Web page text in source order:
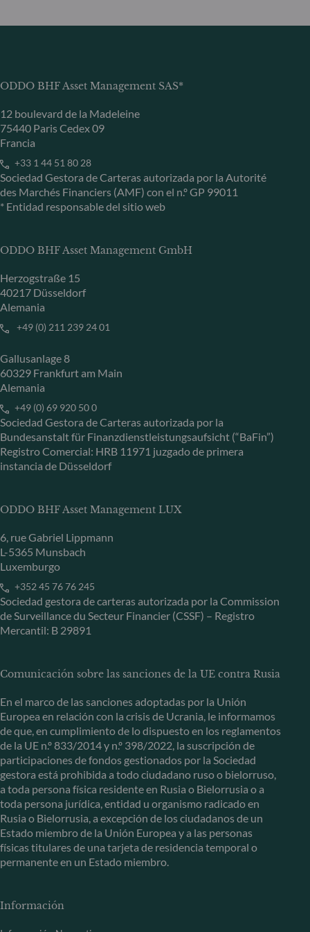
ODDO BHF Asset Management SAS*
12 boulevard de la Madeleine
75440 Paris Cedex 09
Francia
+33 1 44 51 80 28
Sociedad Gestora de Carteras autorizada por la Autorité
des Marchés Financiers (AMF) con el n.º GP 99011
* Entidad responsable del sitio web
ODDO BHF Asset Management GmbH
Herzogstraße 15
40217 Düsseldorf
Alemania
+49 (0) 211 239 24 01
Gallusanlage 8
60329 Frankfurt am Main
Alemania
+49 (0) 69 920 50 0
Sociedad Gestora de Carteras autorizada por la
Bundesanstalt für Finanzdienstleistungsaufsicht (“BaFin”)
Registro Comercial: HRB 11971 juzgado de primera
instancia de Düsseldorf
ODDO BHF Asset Management LUX
6, rue Gabriel Lippmann
L-5365 Munsbach
Luxemburgo
+352 45 76 76 245
Sociedad gestora de carteras autorizada por la Commission
de Surveillance du Secteur Financier (CSSF) – Registro
Mercantil: B 29891
Comunicación sobre las sanciones de la UE contra Rusia
En el marco de las sanciones adoptadas por la Unión
Europea en relación con la crisis de Ucrania, le informamos
de que, en cumplimiento de lo dispuesto en los reglamentos
de la UE n.º 833/2014 y n.º 398/2022, la suscripción de
participaciones de fondos gestionados por la Sociedad
gestora está prohibida a todo ciudadano ruso o bielorruso,
a toda persona física residente en Rusia o Bielorrusia o a
toda persona jurídica, entidad u organismo radicado en
Rusia o Bielorrusia, a excepción de los ciudadanos de un
Estado miembro de la Unión Europea y a las personas
físicas titulares de una tarjeta de residencia temporal o
permanente en un Estado miembro.
Información